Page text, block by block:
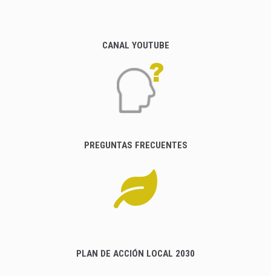
CANAL YOUTUBE
PREGUNTAS FRECUENTES
PLAN DE ACCIÓN LOCAL 2030